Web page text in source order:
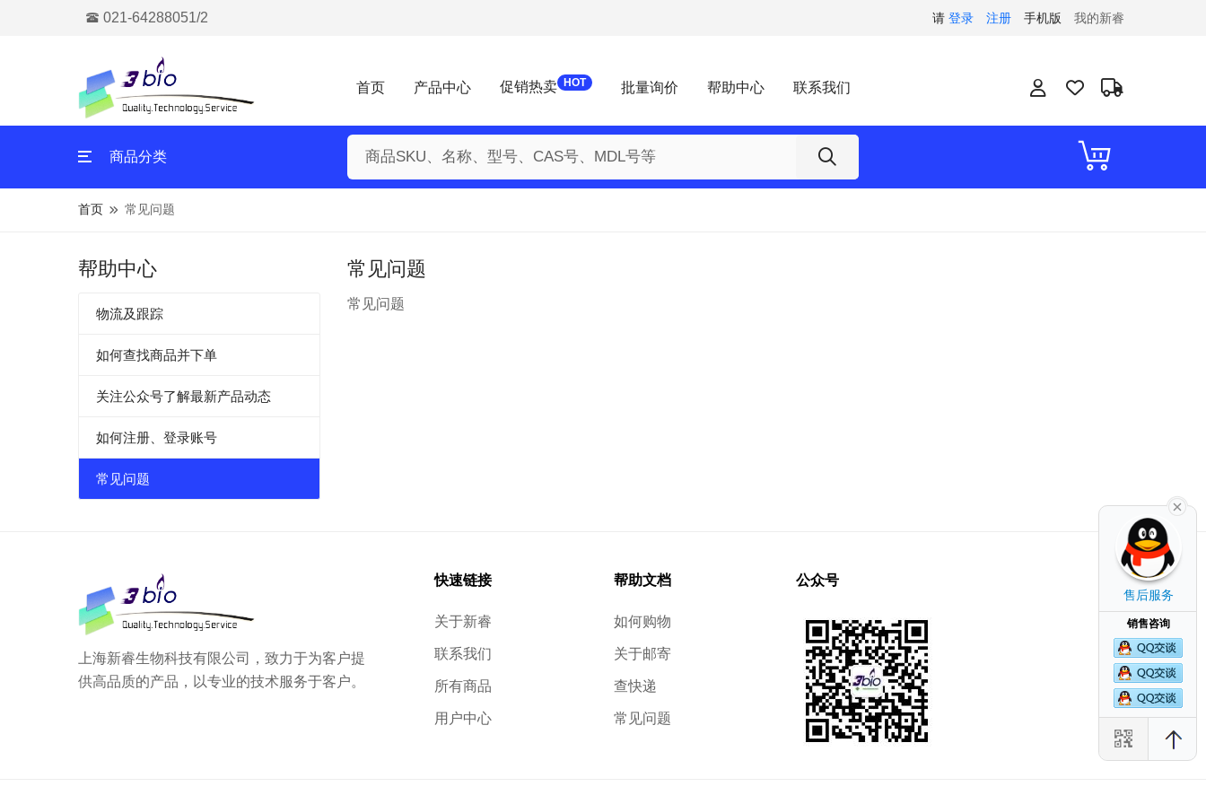
021-64288051/2 请 登录 注册 手机版 我的新睿
首页 产品中心 促销热卖 HOT 批量询价 帮助中心 联系我们
商品分类
首页 常见问题
帮助中心
物流及跟踪
如何查找商品并下单
关注公众号了解最新产品动态
如何注册、登录账号
常见问题
常见问题
常见问题
上海新睿生物科技有限公司，致力于为客户提
供高品质的产品，以专业的技术服务于客户。
快速链接
关于新睿
联系我们
所有商品
用户中心
帮助文档
如何购物
关于邮寄
查快递
常见问题
公众号
售后服务
销售咨询